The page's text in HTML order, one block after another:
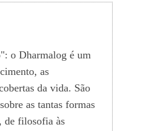
o Dharmalog é um
as
da vida. São
sobre as tantas formas
de filosofia às